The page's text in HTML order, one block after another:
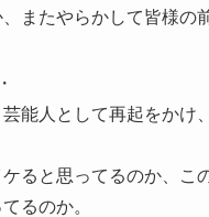
またやらかして皆様の
能人として再起をかけ
ケると思ってるのか、こ
るのか。